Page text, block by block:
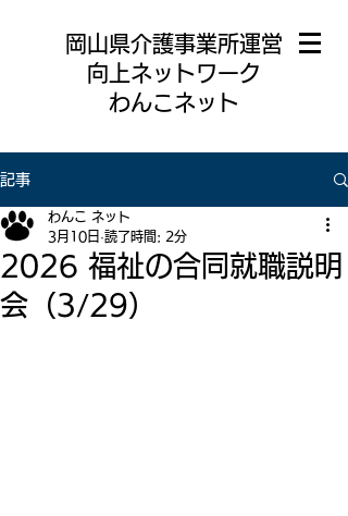
岡山県介護事業所運営
向上ネットワーク
わんこネット
記事
2026 福祉の合同就職説明
会（3/29）
わんこ ネット
3月10日 読了時間: 2分